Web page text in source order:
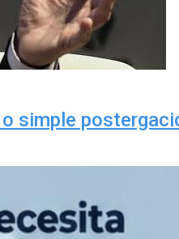
simple